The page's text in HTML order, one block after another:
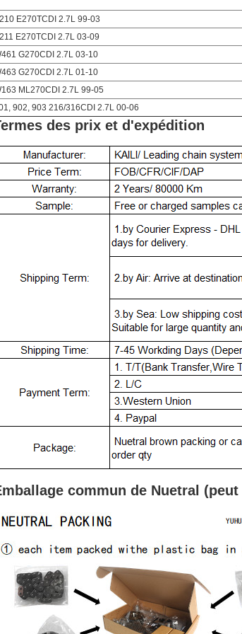
E270TCDI 2.7L 99-03
E270TCDI 2.7L 03-09
G270CDI 2.7L 03-10
G270CDI 2.7L 01-10
ML270CDI 2.7L 99-05
902, 903 216/316CDI 2.7L 00-06
des prix et d'expédition
commun de Nuetral (peut